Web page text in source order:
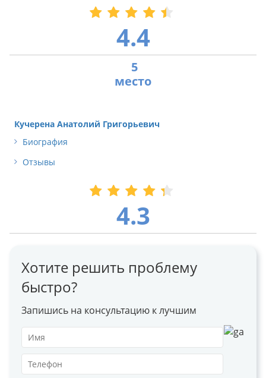
4.4
5
Кучерена Анатолий Григорьевич
Биография
Отзывы
4.3
Хотите решить проблему
быстро?
Запишись на консультацию к лучшим